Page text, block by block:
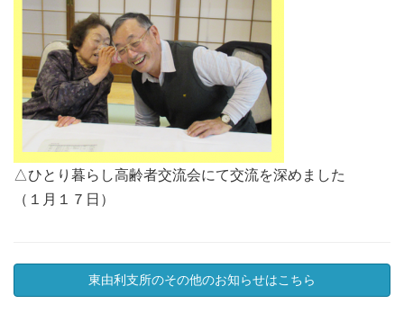
△ひとり暮らし高齢者交流会にて交流を深めました
（１月１７日）
東由利支所のその他のお知らせはこちら